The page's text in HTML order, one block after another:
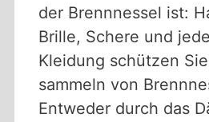
der Brennnessel ist:
Brille, Schere und
Kleidung schützen
sammeln von
Entweder durch das